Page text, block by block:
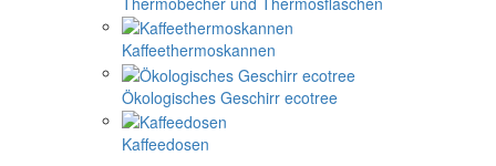
Kaffeethermoskannen
Ökologisches Geschirr ecotree
Kaffeedosen